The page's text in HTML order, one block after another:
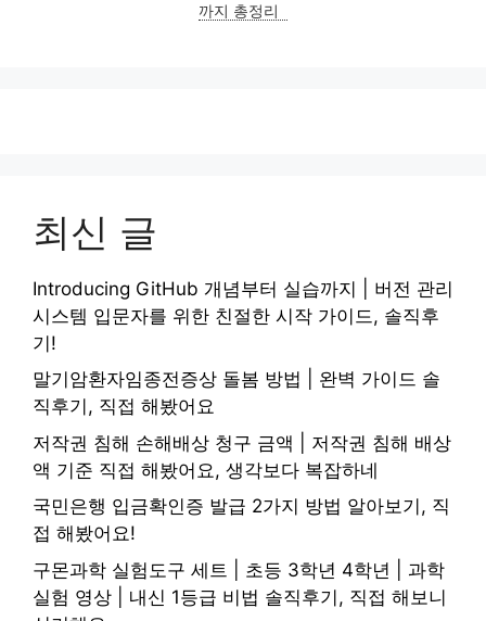
까지 총정리
최신 글
Introducing GitHub 개념부터 실습까지 | 버전 관리
시스템 입문자를 위한 친절한 시작 가이드, 솔직후
기!
말기암환자임종전증상 돌봄 방법 | 완벽 가이드 솔
직후기, 직접 해봤어요
저작권 침해 손해배상 청구 금액 | 저작권 침해 배상
액 기준 직접 해봤어요, 생각보다 복잡하네
국민은행 입금확인증 발급 2가지 방법 알아보기, 직
접 해봤어요!
구몬과학 실험도구 세트 | 초등 3학년 4학년 | 과학
실험 영상 | 내신 1등급 비법 솔직후기, 직접 해보니